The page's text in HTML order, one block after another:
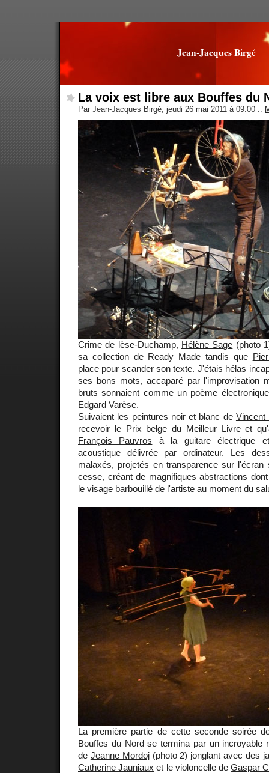
Jean-Jacques Birgé
La voix est libre aux Bouffes du
Par Jean-Jacques Birgé, jeudi 26 mai 2011 à 09:00 ::
Crime de lèse-Duchamp, Hélène Sage (photo
sa collection de Ready Made tandis que
place pour scander son texte. J'étais hélas
ses bons mots, accaparé par l'improvisation
bruts sonnaient comme un poème
Edgard Varèse.
Suivaient les peintures noir et blanc de Vincent
recevoir le Prix belge du Meilleur Livre et
François Pauvros à la guitare électrique
acoustique délivrée par ordinateur. Les
malaxés, projetés en transparence sur l'écran
cesse, créant de magnifiques abstractions
le visage barbouillé de l'artiste au moment du
La première partie de cette seconde soirée
Bouffes du Nord se termina par un incroyable
de Jeanne Mordoj(photo 2) jonglant avec des
Catherine Jauniaux et le violoncelle deGaspar